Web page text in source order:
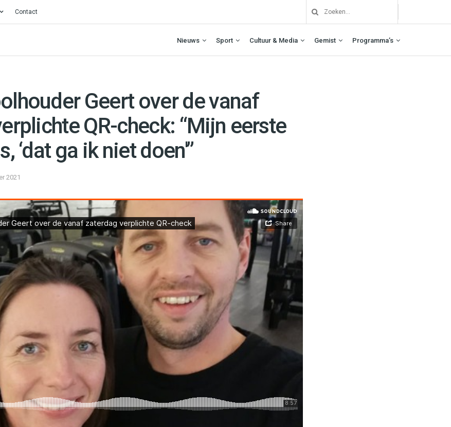
Contact
Nieuws Sport Cultuur & Media Gemist Programma’s
Geert over de vanaf
QR-check: “Mijn eerste
‘dat ga ik niet doen'”
2021
over de vanaf zaterdag verplichte QR-check